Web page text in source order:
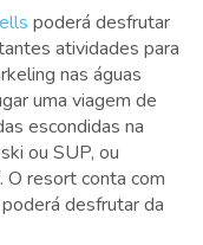
poderá desfrutar
atividades para
nas águas
uma viagem de
escondidas na
ou SUP, ou
O resort conta com
desfrutar da